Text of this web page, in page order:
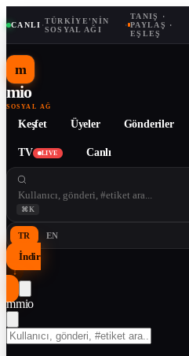
CANLI ·TÜRKIYE'NIN
SOSYAL AĞI
·
TANIŞ ·
PAYLAŞ ·
EŞLEŞ
m
mio
SOSYAL AĞ
Keşfet Üyeler Gönderiler
TV LIVE Canlı
⌘K
TR EN
İndir
↓
mmio